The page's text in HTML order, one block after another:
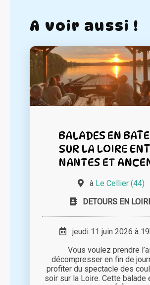
A voir aussi !
BALADES EN
SUR LA LOIRE
NANTES ET
à Le Cellier (44)
DETOURS EN
jeudi 11 juin 2026 à
Vous voulez prendre
décompresser en fin de
profiter du spectacle des
soir sur la Loire. Cette balade